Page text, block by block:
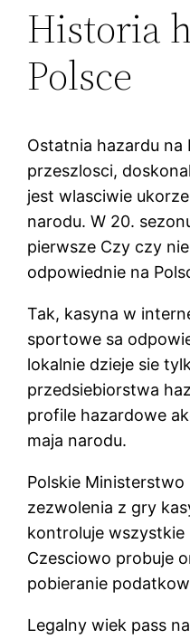
Historia
Polsce
Ostatnia hazardu na
przeszlosci,
jest wlasciwie
narodu. W 20.
pierwsze Czy czy
odpowiednie na
Tak, kasyna w
sportowe sa
lokalnie dzieje sie
przedsiebiorstwa
profile hazardowe
maja narodu.
Polskie
zezwolenia z gry
kontroluje wszystkie
Czesciowo probuje
pobieranie
Legalny wiek pass